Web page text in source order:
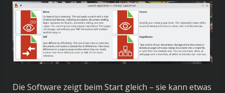
Die Software zeigt beim Start gleich – sie kann etwas